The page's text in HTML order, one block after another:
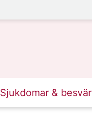
Sjukdomar & besvär